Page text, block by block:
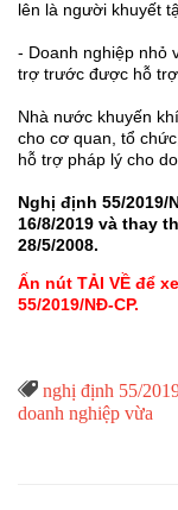
lên là người khuyết
- Doanh nghiệp nhỏ
trợ trước được hỗ
Nhà nước khuyến
cho cơ quan, tổ
hỗ trợ pháp lý cho
Nghị định 55/
16/8/2019 và thay
28/5/2008.
Ấn nút TẢI VỀ để
55/2019/NĐ-CP.
Từ
Khóa
nghị định 55/
doanh nghiệp vừa